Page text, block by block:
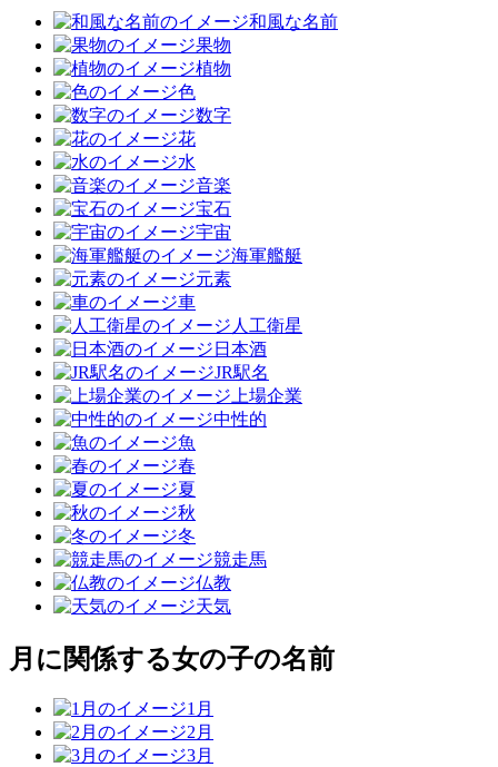
和風な名前
果物
植物
色
数字
花
水
音楽
宝石
宇宙
海軍艦艇
元素
車
人工衛星
日本酒
JR駅名
上場企業
中性的
魚
春
夏
秋
冬
競走馬
仏教
天気
月に関係する女の子の名前
1月
2月
3月